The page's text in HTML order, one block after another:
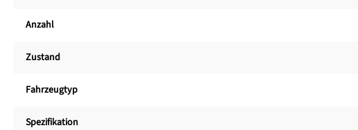
Anzahl
Zustand
Fahrzeugtyp
Spezifikation